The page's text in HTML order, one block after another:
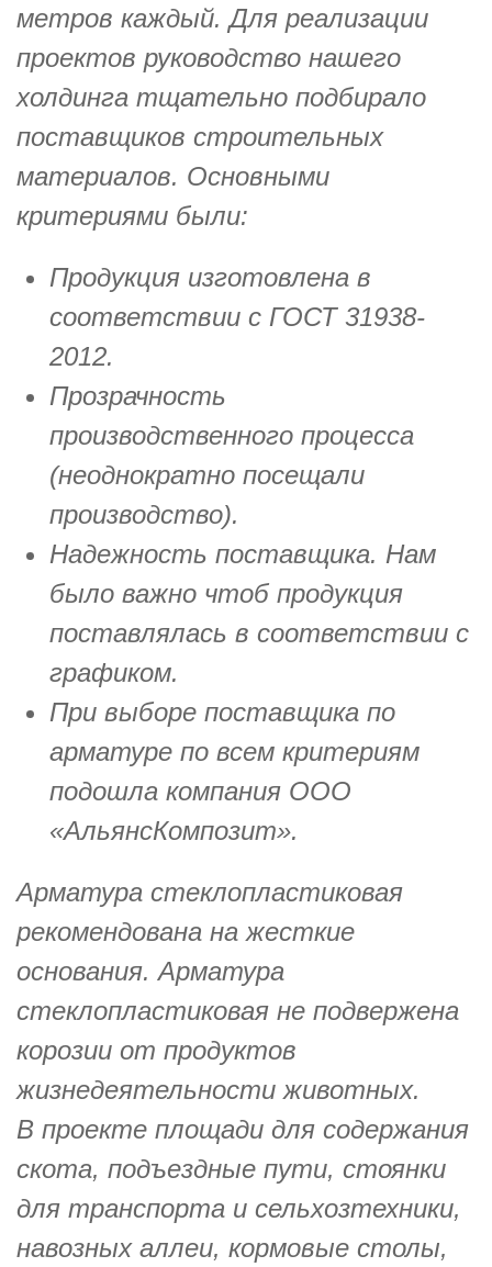
метров каждый. Для реализации
проектов руководство нашего
холдинга тщательно подбирало
поставщиков строительных
материалов. Основными
критериями были:
Продукция изготовлена в
соответствии с ГОСТ 31938-
2012.
Прозрачность
производственного процесса
(неоднократно посещали
производство).
Надежность поставщика. Нам
было важно чтоб продукция
поставлялась в соответствии с
графиком.
При выборе поставщика по
арматуре по всем критериям
подошла компания ООО
«АльянсКомпозит».
Арматура стеклопластиковая
рекомендована на жесткие
основания. Арматура
стеклопластиковая не подвержена
корозии от продуктов
жизнедеятельности животных.
В проекте площади для содержания
скота, подъездные пути, стоянки
для транспорта и сельхозтехники,
навозных аллеи, кормовые столы,